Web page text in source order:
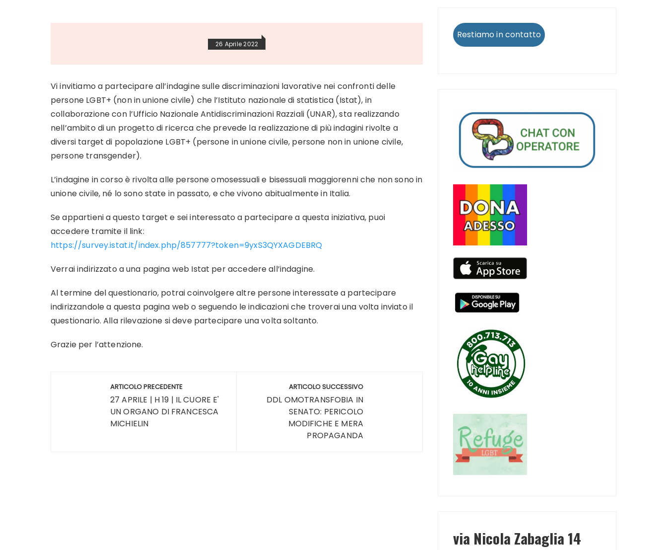
26 Aprile 2022
Vi invitiamo a partecipare all’indagine sulle discriminazioni lavorative nei confronti delle
persone LGBT+ (non in unione civile) che l’Istituto nazionale di statistica (Istat), in
collaborazione con l’Ufficio Nazionale Antidiscriminazioni Razziali (UNAR), sta realizzando
nell’ambito di un progetto di ricerca che prevede la realizzazione di più indagini rivolte a
diversi target di popolazione LGBT+ (persone in unione civile, persone non in unione civile,
persone transgender).
L’indagine in corso è rivolta alle persone omosessuali e bisessuali maggiorenni che non sono in
unione civile, né lo sono state in passato, e che vivono abitualmente in Italia.
Se appartieni a questo target e sei interessato a partecipare a questa iniziativa, puoi
accedere tramite il link:
https://survey.istat.it/index.php/857777?token=9yxS3QYXAGDEBRQ
Verrai indirizzato a una pagina web Istat per accedere all’indagine.
Al termine del questionario, potrai coinvolgere altre persone interessate a partecipare
indirizzandole a questa pagina web o seguendo le indicazioni che troverai una volta inviato il
questionario. Alla rilevazione si deve partecipare una volta soltanto.
Grazie per l’attenzione.
NavigazioneARTICOLO PRECEDENTE
27 APRILE | H 19 | IL CUORE E'
UN ORGANO DI FRANCESCA
MICHIELIN
ARTICOLO SUCCESSIVO
DDL OMOTRANSFOBIA IN
SENATO: PERICOLO
MODIFICHE E MERA
PROPAGANDA
Restiamo in contatto
via Nicola Zabaglia 14